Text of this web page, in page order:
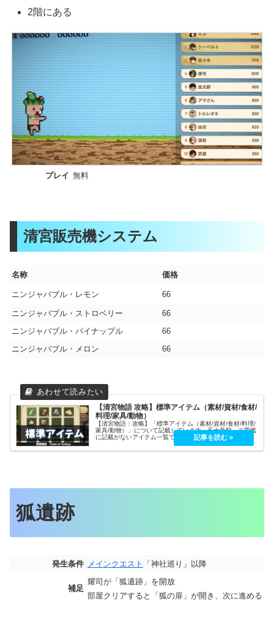
2階にある
プレイ 無料
清宮販売機システム
名称 価格
ニンジャバブル・レモン 66
ニンジャバブル・ストロベリー
66
ニンジャバブル・パイナップル
66
ニンジャバブル・メロン
66
【清宮物語 攻略】標準アイテム（素材/資材/食材/
料理/家具/動物）
【清宮物語：攻略】「標準アイテム（素材/資材/食材/料理/
家具/動物）」について記載しています。五十音順。※図鑑
に記載がないアイテム一覧です。図鑑に記載がないアイテ
ムクエストアイテム釣り採集物料理家具服飾モンスター武
器作物あ行あ名称入手場所...
狐遺跡
発生条件 メインクエスト 「神社巡り」以降
補足
耀司が「狐遺跡」を開放
部屋クリアすると「狐の扉」が開き、次に進める